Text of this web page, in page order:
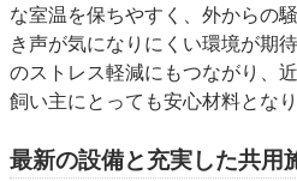
な室温を保ちやすく、外からの
き声が気になりにくい環境が期
のストレス軽減にもつながり、
飼い主にとっても安心材料となり
最新の設備と充実した共用